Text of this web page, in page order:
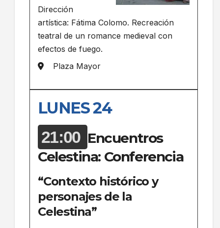
Dirección
artística: Fátima Colomo. Recreación
teatral de un romance medieval con
efectos de fuego.
Plaza Mayor
LUNES 24
21:00 Encuentros
Celestina: Conferencia
“Contexto histórico y
personajes de la
Celestina”